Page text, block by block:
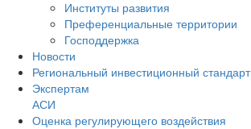
Институты развития
Преференциальные территории
Господдержка
Новости
Региональный инвестиционный стандарт
Экспертам
АСИ
Оценка регулирующего воздействия